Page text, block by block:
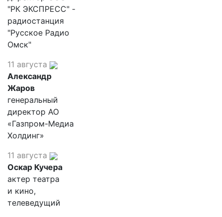
"РК ЭКСПРЕСС" -
радиостанция
"Русское Радио
Омск"
11 августа
Александр
Жаров
генеральный
директор АО
«Газпром-Медиа
Холдинг»
11 августа
Оскар Кучера
актер театра
и кино,
телеведущий